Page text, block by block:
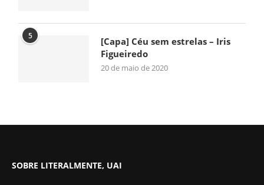
5
[Capa] Céu sem estrelas – Iris
Figueiredo
20 de maio de 2020
SOBRE LITERALMENTE, UAI